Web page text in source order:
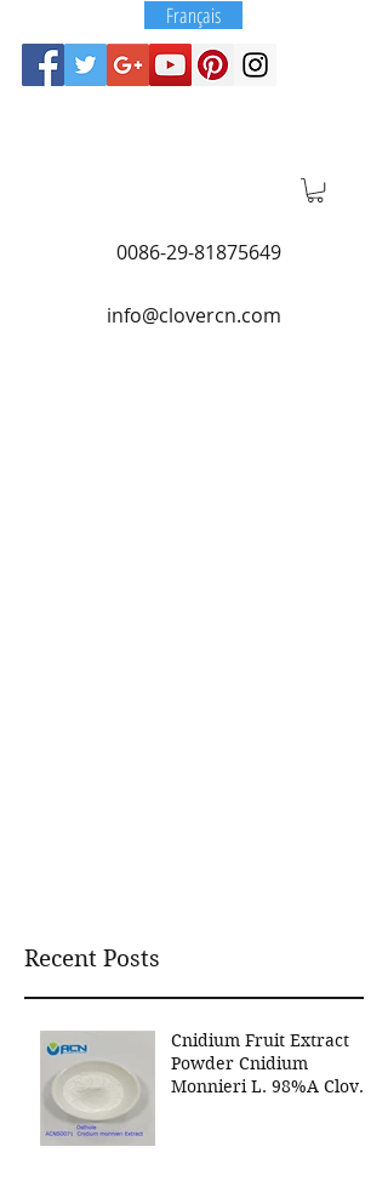
Français
0086-29-81875649
info@clovercn.com
Recent Posts
Cnidium Fruit Extract
Powder Cnidium
Monnieri L. 98%A Clover